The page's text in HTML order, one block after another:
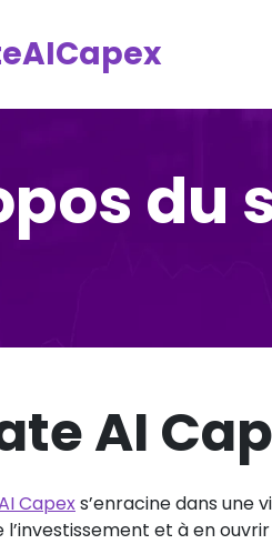
du
AI
Capexs’enracine dans une
et à en